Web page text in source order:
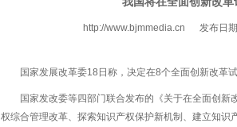
http://www.bjmmedia.cn 发布日
国家发展改革委18日称，决定在8个全面创新改革
国家发改委等四部门联合发布的《关于在全面创
权综合管理改革、探索知识产权保护新机制、建立知